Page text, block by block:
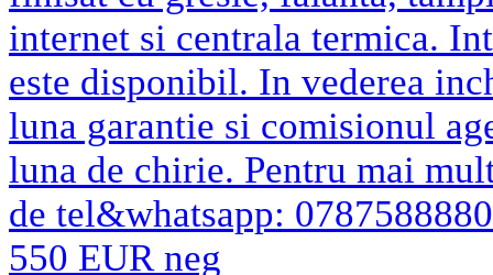
internet si centrala termica.
este disponibil. In vederea
luna garantie si comisionul
luna de chirie. Pentru mai
de tel&whatsapp:
550 EUR neg